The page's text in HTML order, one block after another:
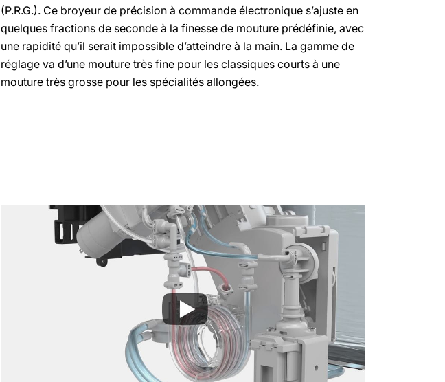
(P.R.G.). Ce broyeur de précision à commande électronique s’ajuste en
quelques fractions de seconde à la finesse de mouture prédéfinie, avec
une rapidité qu’il serait impossible d’atteindre à la main. La gamme de
réglage va d’une mouture très fine pour les classiques courts à une
mouture très grosse pour les spécialités allongées.